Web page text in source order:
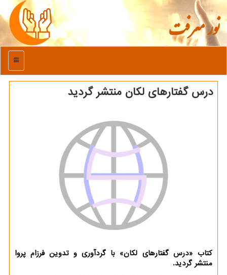
نور معرفت
منو
درس گفتارهای لکان منتشر گردید
کتاب «درس گفتارهای لکان» با گردآوری و تدوین فرزام پروا
منتشر گردید.